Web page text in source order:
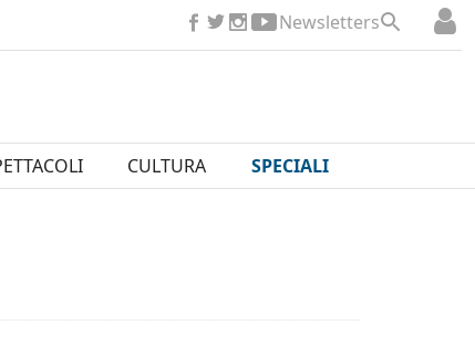
Newsletters
CULTURA SPECIALI